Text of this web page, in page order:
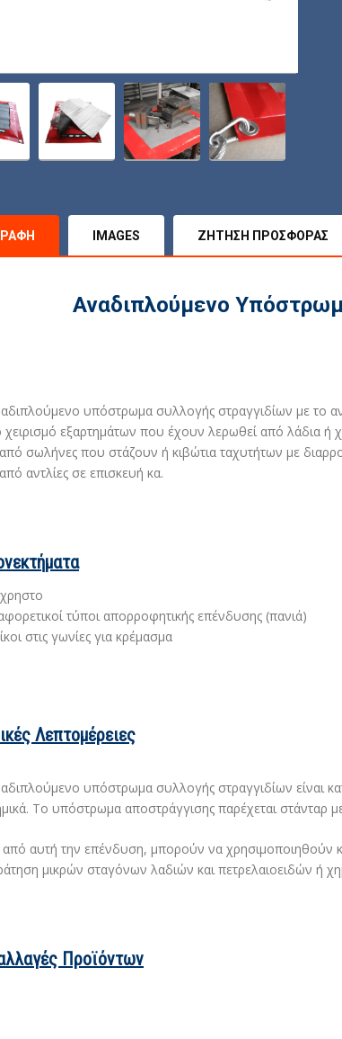
IMAGES ΖΉΤΗΣΗ ΠΡΟΣΦΟΡΆΣ
Αναδιπλούμενο
υπόστρωμα συλλογής στραγγιδίων με το
χειρισμό εξαρτημάτων που έχουν λερωθεί από λάδια ή
σωλήνες που στάζουν ή κιβώτια ταχυτήτων με
αντλίες σε επισκευή κα.
τύποι απορροφητικής επένδυσης (πανιά)
στις γωνίες για κρέμασμα
Λεπτομέρειες
υπόστρωμα συλλογής στραγγιδίων είναι
Το υπόστρωμα αποστράγγισης παρέχεται στάνταρ
από αυτή την επένδυση, μπορούν να χρησιμοποιηθούν
μικρών σταγόνων λαδιών και πετρελαιοειδών ή
Προϊόντων